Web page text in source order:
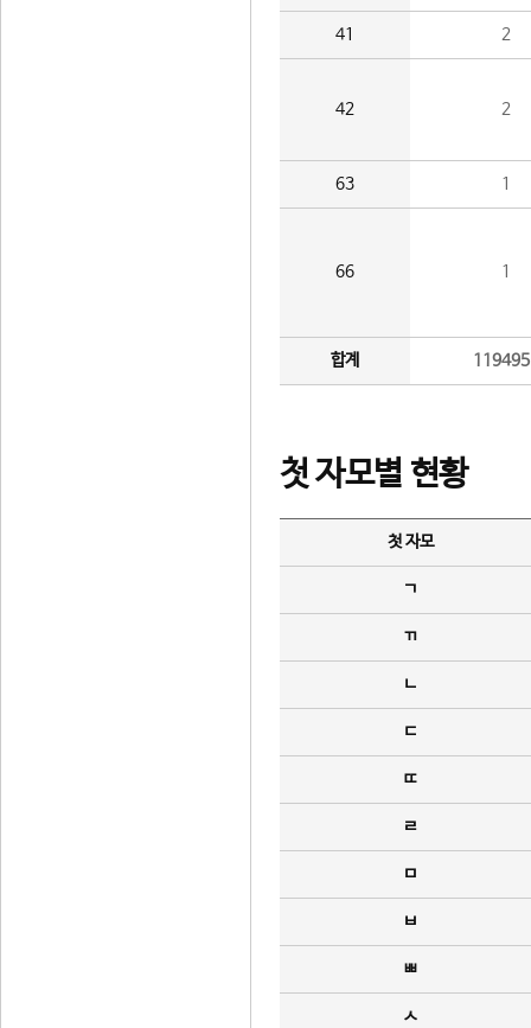
41 2
42 2
63 1
66 1
합계
첫 자모별 현황
첫 자모
ㄱ
ㄲ
ㄴ
ㄷ
ㄸ
ㄹ
ㅁ
ㅂ
ㅃ
ㅅ